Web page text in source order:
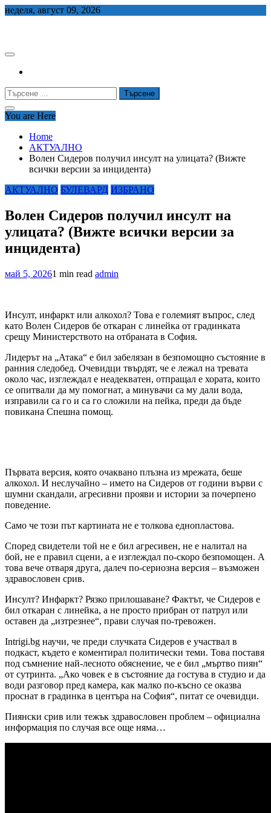
Skip
неделя, август 09, 2026
Търсене
за:
You are Here
Home
АКТУАЛНО
Волен Сидеров получил инсулт на улицата? (Вижте
всички версии за инцидента)
АКТУАЛНО БУЛЕВАРД ИЗБРАНО
Волен Сидеров получил инсулт на
улицата? (Вижте всички версии за
инцидента)
май 5, 20261 min read admin
Инсулт, инфаркт или алкохол? Това е големият въпрос, след
като Волен Сидеров бе откаран с линейка от градинката
срещу Министерството на отбраната в София.
Лидерът на „Атака“ е бил забелязан в безпомощно състояние в
ранния следобед. Очевидци твърдят, че е лежал на тревата
около час, изглеждал е неадекватен, отпращал е хората, които
се опитвали да му помогнат, а минувачи са му дали вода,
изправили са го и са го сложили на пейка, преди да бъде
повикана Спешна помощ.
Първата версия, която очаквано плъзна из мрежата, беше
алкохол. И неслучайно – името на Сидеров от години върви с
шумни скандали, агресивни прояви и истории за почерпено
поведение.
Само че този път картината не е толкова еднопластова.
Според свидетели той не е бил агресивен, не е налитал на
бой, не е правил сцени, а е изглеждал по-скоро безпомощен. А
това вече отваря друга, далеч по-сериозна версия – възможен
здравословен срив.
Инсулт? Инфаркт? Рязко прилошаване? Фактът, че Сидеров е
бил откаран с линейка, а не просто прибран от патрул или
оставен да „изтрезнее“, прави случая по-тревожен.
Intrigi.bg научи, че преди случката Сидеров е участвал в
подкаст, където е коментирал политически теми. Това поставя
под съмнение най-лесното обяснение, че е бил „мъртво пиян“
от сутринта. „Ако човек е в състояние да гостува в студио и да
води разговор пред камера, как малко по-късно се оказва
проснат в градинка в центъра на София“, питат се очевидци.
Пиянски срив или тежък здравословен проблем – официална
информация по случая все още няма…